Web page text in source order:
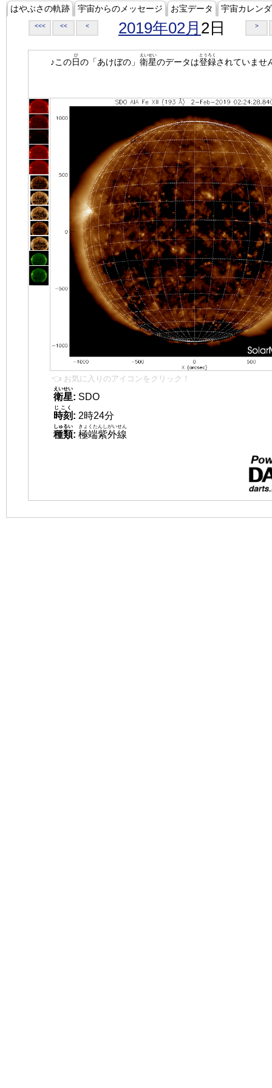
はやぶさの軌跡 宇宙からのメッセージ お宝データ 宇宙カレン
<<< << < 2019年02月 2日 >
♪この日
ひ
の「あけぼの」 衛星
えいせい
のデータは登録
とうろく
されていませ
👈 お気に入りのアイコンをクリック！
衛星
えいせい
: SDO
時刻
じこく
: 2時24分
種類
しゅるい
: 極端紫外線
きょくたんしがいせん